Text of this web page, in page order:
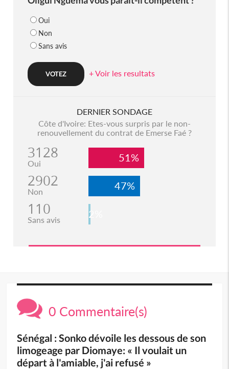
Oui
Non
Sans avis
+ Voir les resultats
DERNIER SONDAGE
Côte d'Ivoire: Etes-vous surpris par le non-
renouvellement du contrat de Emerse Faé ?
3128
Oui 51%
2902
Non 47%
110
Sans avis 2%
0 Commentaire(s)
Sénégal : Sonko dévoile les dessous de son
limogeage par Diomaye: « Il voulait un
départ à l'amiable, j'ai refusé »